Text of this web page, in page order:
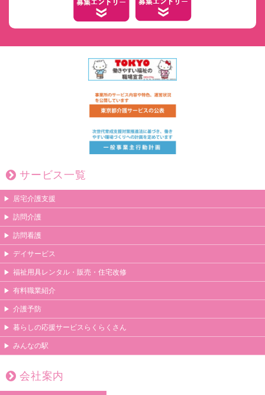
サービス一覧
居宅介護支援
訪問介護
訪問看護
デイサービス
福祉用具レンタル・販売・住宅改修
有料職業紹介
介護予防
暮らしの応援サービスらくらくさん
みんなの駅
会社案内